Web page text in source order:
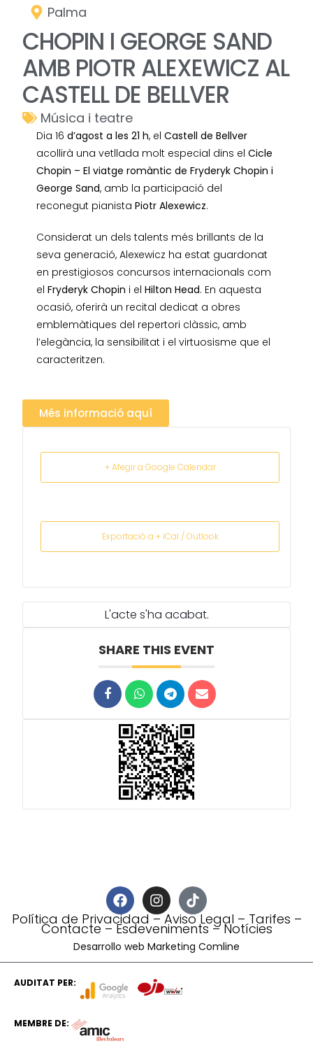
L'acte s'ha acabat.
SHARE THIS EVENT
Palma
CHOPIN I GEORGE SAND
AMB PIOTR ALEXEWICZ AL
CASTELL DE BELLVER
Música i teatre
Dia 16 d’agost a les 21 h, elCastell de Bellver
acollirà una vetllada molt especial dins elCicle
Chopin – El viatge romàntic de Fryderyk Chopin i
George Sand, amb la participació del
reconegut pianistaPiotr Alexewicz.
Considerat un dels talents més brillants de la
seva generació, Alexewicz ha estat guardonat
en prestigiosos concursos internacionals com
elFryderyk Chopin i elHilton Head. En aquesta
ocasió, oferirà un recital dedicat a obres
emblemàtiques del repertori clàssic, amb
l’elegància, la sensibilitat i el virtuosisme que el
caracteritzen.
Més informació aquí
+ Afegir a Google Calendar
Exportació a + iCal / Outlook
Política de Privacidad–Aviso Legal – Tarifes –
Contacte–Esdeveniments–Notícies
Desarrollo web Marketing Comline
AUDITAT PER:
MEMBRE DE: